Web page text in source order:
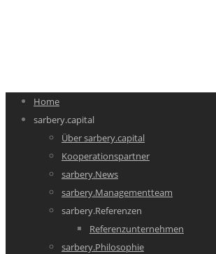
Home
sarbery.capital
Über sarbery.capital
Kooperationspartner
sarbery.News
sarbery.Managementteam
sarbery.Referenzen
Referenzunternehmen
sarbery.Philosophie